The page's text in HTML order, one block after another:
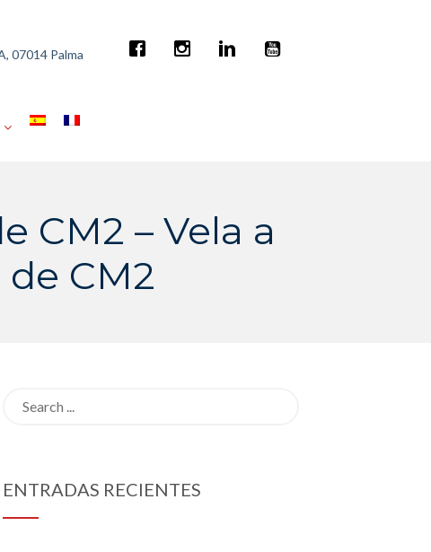
07014 Palma
CM2 – Vela a
CM2
ENTRADAS RECIENTES